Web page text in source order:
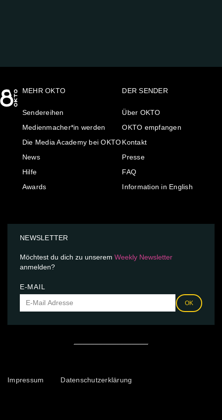
MEHR OKTO
Sendereihen
Medienmacher*in werden
Die Media Academy bei OKTO
News
Hilfe
Awards
DER SENDER
Über OKTO
OKTO empfangen
Kontakt
Presse
FAQ
Information in English
NEWSLETTER
Möchtest du dich zu unserem Weekly Newsletter
anmelden?
E-MAIL
OK
Impressum Datenschutzerklärung